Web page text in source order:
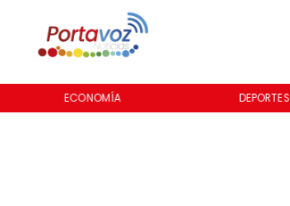
ECONOMÍA DEPORTES